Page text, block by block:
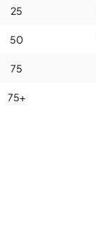
25
50
75
75+